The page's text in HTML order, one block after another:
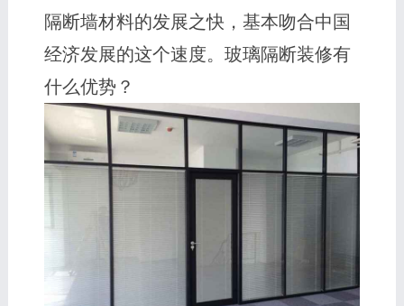
隔断墙材料的发展之快，基本吻合中国
经济发展的这个速度。玻璃隔断装修有
什么优势？